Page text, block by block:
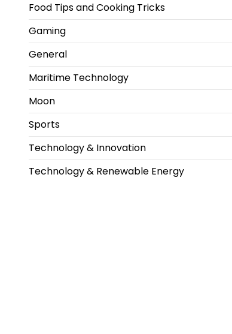
Food Tips and Cooking Tricks
Gaming
General
Maritime Technology
Moon
Sports
Technology & Innovation
Technology & Renewable Energy